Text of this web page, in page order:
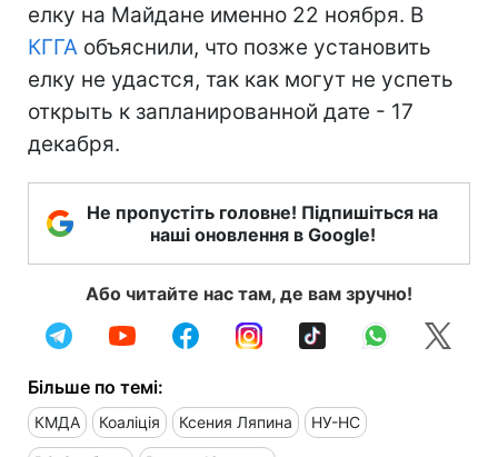
елку на Майдане именно 22 ноября. В
КГГА объяснили, что позже установить
елку не удастся, так как могут не успеть
открыть к запланированной дате - 17
декабря.
Не пропустіть головне! Підпишіться на
наші оновлення в Google!
Або читайте нас там, де вам зручно!
Більше по темі:
КМДА Коаліція Ксения Ляпина НУ-НС